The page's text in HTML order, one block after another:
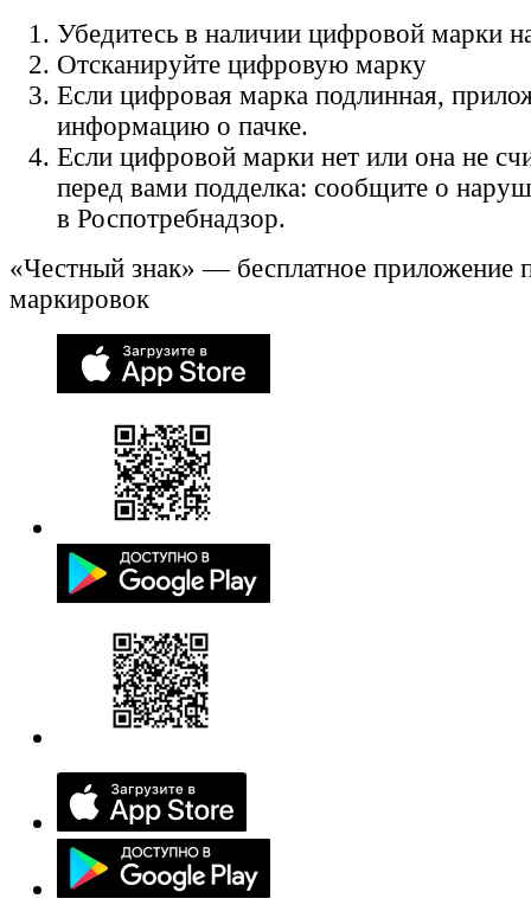
Убедитесь в наличии цифровой марки
Отсканируйте цифровую марку
Если цифровая марка подлинная,
информацию о пачке.
Если цифровой марки нет или она не
перед вами подделка: сообщите о
в Роспотребнадзор.
«Честный знак» — бесплатное приложение
маркировок